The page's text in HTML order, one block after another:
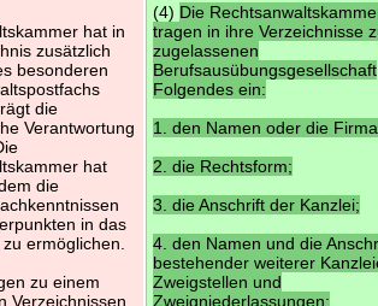
hat in
zusätzlich
besonderen
die
Verantwortung
hat
die
in das
ermöglichen.
zu einem
Verzeichnissen
(4) Die
tragen in ihre Verzeichnisse
zugelassenen
Berufsausübungsgesellschaft
Folgendes ein:
1. den Namen oder die
2. die Rechtsform;
3. die Anschrift der Kanzlei;
4. den Namen und die
bestehender weiterer
Zweigstellen und
Zweigniederlassungen;